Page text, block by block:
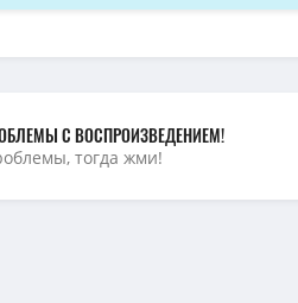
С ВОСПРОИЗВЕДЕНИЕМ!
тогда жми!